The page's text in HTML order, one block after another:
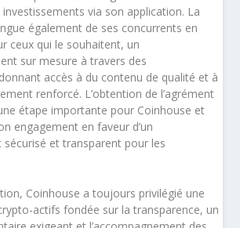
via son application. La
également de ses concurrents en
ceux qui le souhaitent, un
sur mesure à travers des
accès à du contenu de qualité et à
renforcé. L’obtention de l’agrément
étape importante pour Coinhouse et
engagement en faveur d’un
sécurisé et transparent pour les
Coinhouse a toujours privilégié une
actifs fondée sur la transparence, un